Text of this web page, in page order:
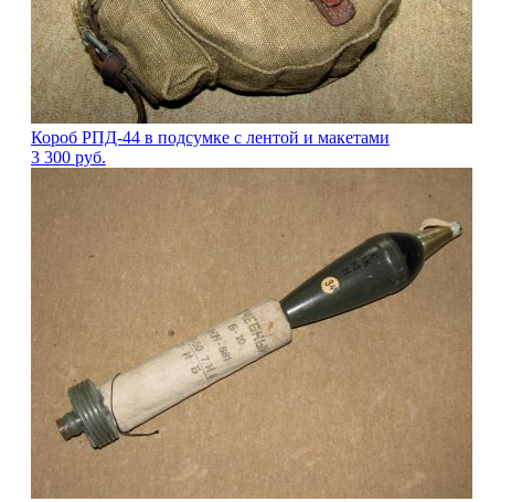
Короб РПД-44 в подсумке с лентой и макетами
3 300 руб.